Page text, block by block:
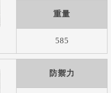
重量
585
防禦力